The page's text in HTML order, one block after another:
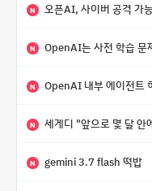
N 오픈AI, 사이버 공격 가능성
N OpenAI는 사전 학습 문제를 해결했으며,
N OpenAI 내부 에이전트
N 세게디 "앞으로 몇 달 안에 우리
N gemini 3.7 flash 떡밥